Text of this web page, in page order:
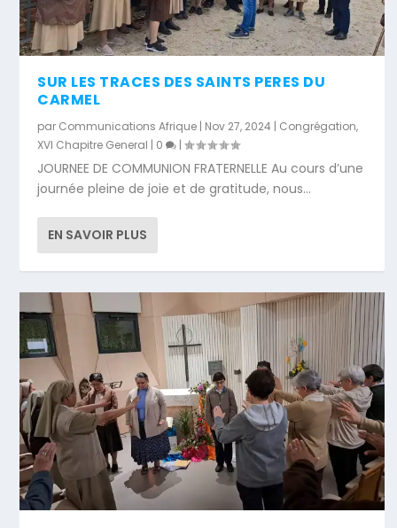
SUR LES TRACES DES SAINTS PERES DU
CARMEL
par Communications Afrique | Nov 27, 2024 | Congrégation,
XVI Chapitre General | 0 |
JOURNEE DE COMMUNION FRATERNELLE Au cours d’une
journée pleine de joie et de gratitude, nous...
EN SAVOIR PLUS